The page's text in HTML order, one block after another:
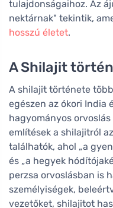
tulajdonságaihoz. Az
nektárnak" tekintik,
hosszú életet.
A Shilajit
A shilajit története
egészen az ókori India
hagyományos
említések a shilajitról
találhatók, ahol „a
és „a hegyek
perzsa orvoslásban is
személyiségek,
vezetőket, shilajitot